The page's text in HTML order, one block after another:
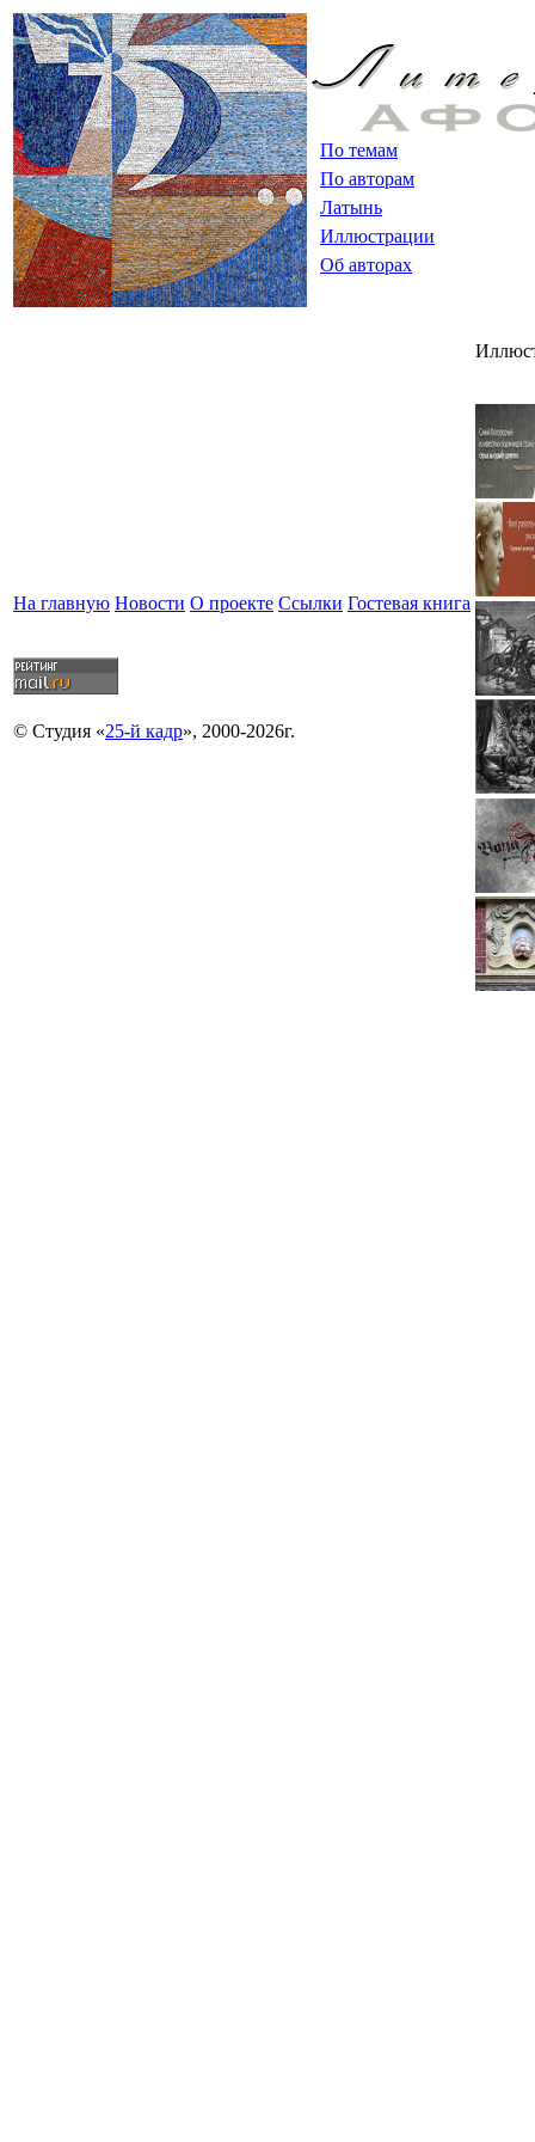
По темам
По авторам
Латынь
Иллюстрации
Об авторах
На главную Новости О проекте Ссылки Гостевая книга
© Студия «25-й кадр», 2000-2026г.